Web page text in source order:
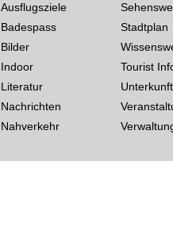
Ausflugsziele
Badespass
Bilder
Indoor
Literatur
Nachrichten
Nahverkehr
Stadtplan
Tourist
Unterkunft